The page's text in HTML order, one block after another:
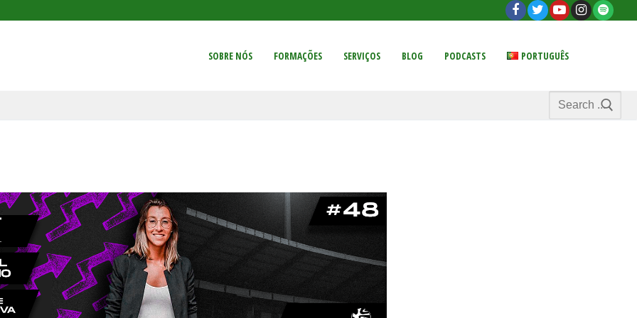
SOBRE NÓS
FORMAÇÕES SERVIÇOS BLOG PODCASTS PORTUGUÊS
Search
for: